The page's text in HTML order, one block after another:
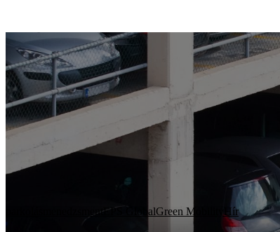
parkolásmenedzsmentEPS GlobalGreen Mobility Hír